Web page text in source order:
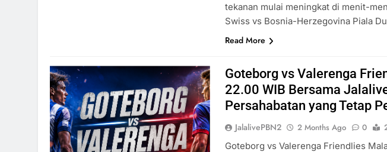
tekanan mulai meningkat di menit-
Swiss vs Bosnia-Herzegovina Piala
Read More
Goteborg vs Valerenga
22.00 WIB Bersama
Persahabatan yang Tetap
JalalivePBN2 2 Months Ago 0
Goteborg vs Valerenga Friendlies